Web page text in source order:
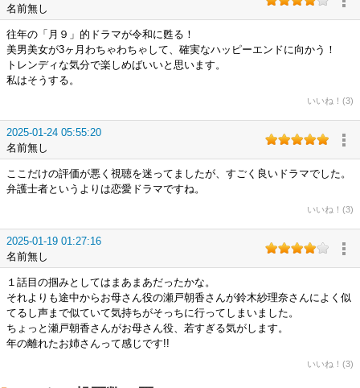
名前無し
往年の「月９」的ドラマが令和に甦る！
美男美女が3ヶ月わちゃわちゃして、確実なハッピーエンドに向かう！
トレンディな気分で楽しめばいいと思います。
私はそうする。
いいね！(3)
2025-01-24 05:55:20
名前無し
ここだけの評価が悪く視聴を迷ってましたが、すごく良いドラマでした。
弁護士者というよりは恋愛ドラマですね。
いいね！(3)
2025-01-19 01:27:16
名前無し
１話目の掴みとしてはまあまあだったかな。
それよりも途中からお母さん役の瀬戸朝香さんが鈴木紗理奈さんによく似
てるし声まで似ていて気持ちがそっちに行ってしまいました。
ちょっと瀬戸朝香さんがお母さん役、若すぎる気がします。
年の離れたお姉さんって感じです!!
いいね！(3)